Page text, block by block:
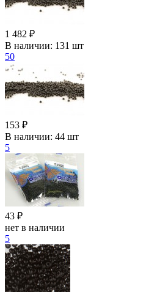
1 482 ₽
В наличии: 131 шт
50
153 ₽
В наличии: 44 шт
5
43 ₽
нет в наличии
5